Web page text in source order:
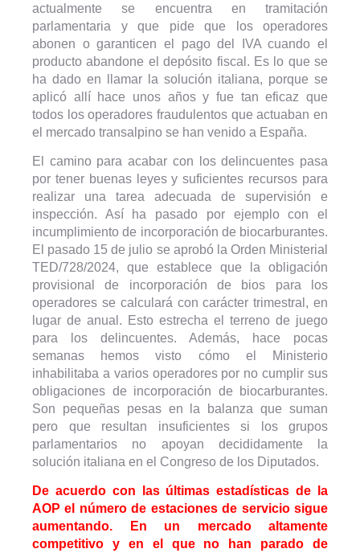
actualmente se encuentra en tramitación
parlamentaria y que pide que los operadores
abonen o garanticen el pago del IVA cuando el
producto abandone el depósito fiscal. Es lo que se
ha dado en llamar la solución italiana, porque se
aplicó allí hace unos años y fue tan eficaz que
todos los operadores fraudulentos que actuaban en
el mercado transalpino se han venido a España.
El camino para acabar con los delincuentes pasa
por tener buenas leyes y suficientes recursos para
realizar una tarea adecuada de supervisión e
inspección. Así ha pasado por ejemplo con el
incumplimiento de incorporación de biocarburantes.
El pasado 15 de julio se aprobó la Orden Ministerial
TED/728/2024, que establece que la obligación
provisional de incorporación de bios para los
operadores se calculará con carácter trimestral, en
lugar de anual. Esto estrecha el terreno de juego
para los delincuentes. Además, hace pocas
semanas hemos visto cómo el Ministerio
inhabilitaba a varios operadores por no cumplir sus
obligaciones de incorporación de biocarburantes.
Son pequeñas pesas en la balanza que suman
pero que resultan insuficientes si los grupos
parlamentarios no apoyan decididamente la
solución italiana en el Congreso de los Diputados.
De acuerdo con las últimas estadísticas de la
AOP el número de estaciones de servicio sigue
aumentando. En un mercado altamente
competitivo y en el que no han parado de